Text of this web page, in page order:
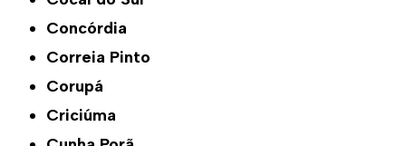
Concórdia
Correia Pinto
Corupá
Criciúma